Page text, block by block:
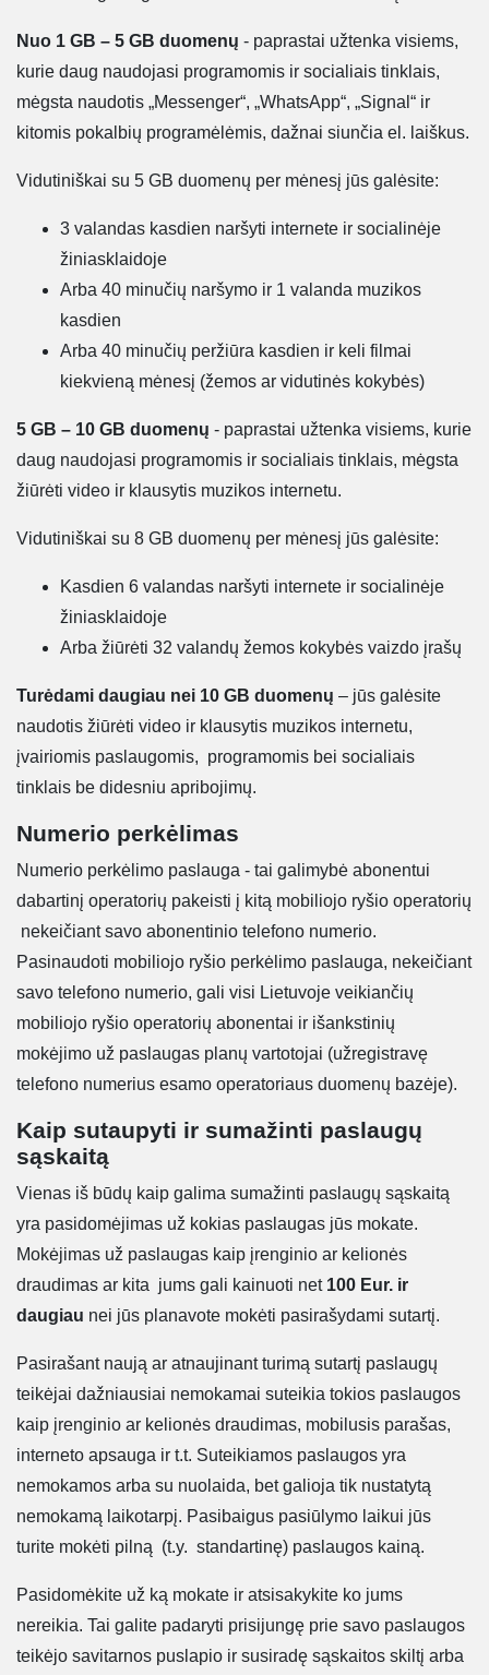
Nuo 1 GB – 5 GB duomenų - paprastai užtenka visiems,
kurie daug naudojasi programomis ir socialiais tinklais,
mėgsta naudotis „Messenger“, „WhatsApp“, „Signal“ ir
kitomis pokalbių programėlėmis, dažnai siunčia el. laiškus.
Vidutiniškai su 5 GB duomenų per mėnesį jūs galėsite:
3 valandas kasdien naršyti internete ir socialinėje
žiniasklaidoje
Arba 40 minučių naršymo ir 1 valanda muzikos
kasdien
Arba 40 minučių peržiūra kasdien ir keli filmai
kiekvieną mėnesį (žemos ar vidutinės kokybės)
5 GB – 10 GB duomenų - paprastai užtenka visiems, kurie
daug naudojasi programomis ir socialiais tinklais, mėgsta
žiūrėti video ir klausytis muzikos internetu.
Vidutiniškai su 8 GB duomenų per mėnesį jūs galėsite:
Kasdien 6 valandas naršyti internete ir socialinėje
žiniasklaidoje
Arba žiūrėti 32 valandų žemos kokybės vaizdo įrašų
Turėdami daugiau nei 10 GB duomenų – jūs galėsite
naudotis žiūrėti video ir klausytis muzikos internetu,
įvairiomis paslaugomis, programomis bei socialiais
tinklais be didesniu apribojimų.
Numerio perkėlimas
Numerio perkėlimo paslauga - tai galimybė abonentui
dabartinį operatorių pakeisti į kitą mobiliojo ryšio operatorių
nekeičiant savo abonentinio telefono numerio.
Pasinaudoti mobiliojo ryšio perkėlimo paslauga, nekeičiant
savo telefono numerio, gali visi Lietuvoje veikiančių
mobiliojo ryšio operatorių abonentai ir išankstinių
mokėjimo už paslaugas planų vartotojai (užregistravę
telefono numerius esamo operatoriaus duomenų bazėje).
Kaip sutaupyti ir sumažinti paslaugų
sąskaitą
Vienas iš būdų kaip galima sumažinti paslaugų sąskaitą
yra pasidomėjimas už kokias paslaugas jūs mokate.
Mokėjimas už paslaugas kaip įrenginio ar kelionės
draudimas ar kita jums gali kainuoti net 100 Eur. ir
daugiau nei jūs planavote mokėti pasirašydami sutartį.
Pasirašant naują ar atnaujinant turimą sutartį paslaugų
teikėjai dažniausiai nemokamai suteikia tokios paslaugos
kaip įrenginio ar kelionės draudimas, mobilusis parašas,
interneto apsauga ir t.t. Suteikiamos paslaugos yra
nemokamos arba su nuolaida, bet galioja tik nustatytą
nemokamą laikotarpį. Pasibaigus pasiūlymo laikui jūs
turite mokėti pilną (t.y. standartinę) paslaugos kainą.
Pasidomėkite už ką mokate ir atsisakykite ko jums
nereikia. Tai galite padaryti prisijungę prie savo paslaugos
teikėjo savitarnos puslapio ir susiradę sąskaitos skiltį arba